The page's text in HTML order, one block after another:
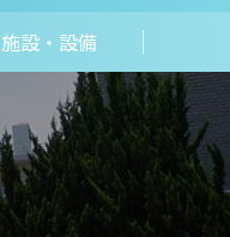
施設・設備